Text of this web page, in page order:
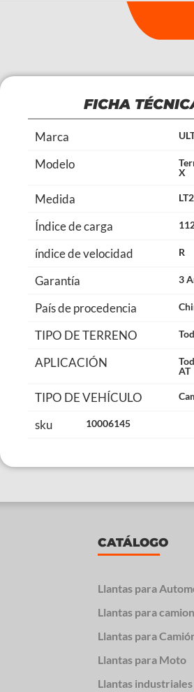
FICHA
Marca
Modelo
X
Medida
Índice de carga
índice de velocidad R
Garantía 3
País de procedencia
TIPO DE TERRENO
APLICACIÓN
AT
TIPO DE VEHÍCULO
sku 10006145
CATÁLOGO
Llantas para
Llantas para
Llantas para
Llantas para Moto
Llantas industriales